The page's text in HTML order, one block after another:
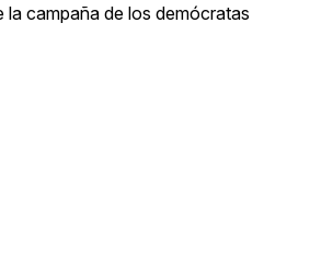
la campaña de los demócratas